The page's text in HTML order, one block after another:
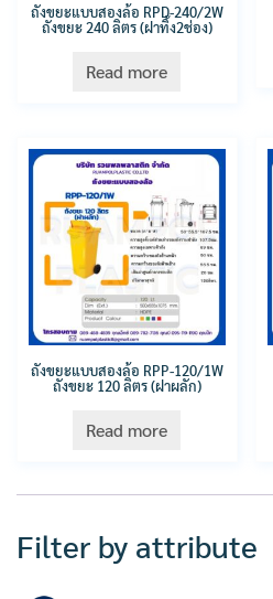
ถังขยะแบบสองล้อ RPD-240/2W
ถังขยะ 240 ลิตร (ฝาทิ้ง2ช่อง)
Read more
ถังขยะแบบสองล้อ RPP-120/1W
ถังขยะ 120 ลิตร (ฝาผลัก)
Read more
Filter by attribute